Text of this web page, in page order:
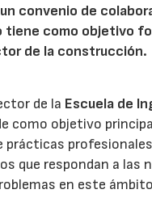
convenio de
como objetivo
de la construcción.
de la Escuela de
como objetivo
prácticas
que respondan a las
en este